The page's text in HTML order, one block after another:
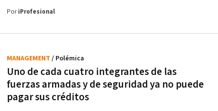
PoriProfesional
Uno de cada cuatro integrantes de las
fuerzas armadas y de seguridad ya no puede
pagar sus créditos
MANAGEMENT / Polémica